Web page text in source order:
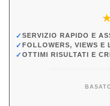
✓SERVIZIO RAPIDO E
✓FOLLOWERS, VIEWS E
✓OTTIMI RISULTATI E